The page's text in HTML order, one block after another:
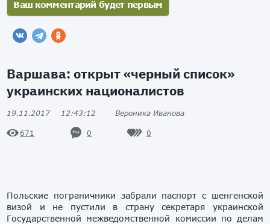
Варшава: открыт «черный список»
украинских националистов
19.11.2017 12:43:12 Вероника Иванова
671 0 0
Польские пограничники забрали паспорт с шенгенской
визой и не пустили в страну секретаря украинской
Государственной межведомственной комиссии по делам